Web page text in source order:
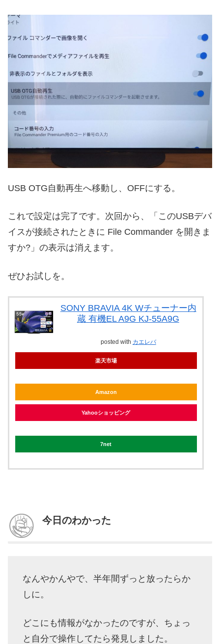
USB OTG自動再生へ移動し、OFFにする。
これで設定は完了です。次回から、「このUSBデバ
イスが接続されたときに File Commander を開きま
すか?」の表示は消えます。
ぜひお試しを。
SONY BRAVIA 4K Wチューナー内
蔵 有機EL A9G KJ-55A9G
posted with カエレバ
楽天市場
Amazon
Yahooショッピング
7net
今日のわかった
なんやかんやで、半年間ずっと放ったらか
しに。
どこにも情報がなかったのですが、ちょっ
と自分で操作してたら発見しました。